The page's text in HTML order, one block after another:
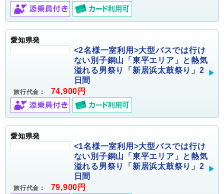
愛知県発
<2名様一室利用>大型バスでは行け
ない別子銅山「東平エリア」と熱気
溢れる男祭り「新居浜太鼓祭り」2
日間
旅行代金： 74,900円
愛知県発
<1名様一室利用>大型バスでは行け
ない別子銅山「東平エリア」と熱気
溢れる男祭り「新居浜太鼓祭り」2
日間
旅行代金： 79,900円